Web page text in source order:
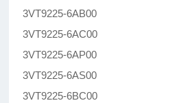
3VT9225-6AB00
3VT9225-6AC00
3VT9225-6AP00
3VT9225-6AS00
3VT9225-6BC00